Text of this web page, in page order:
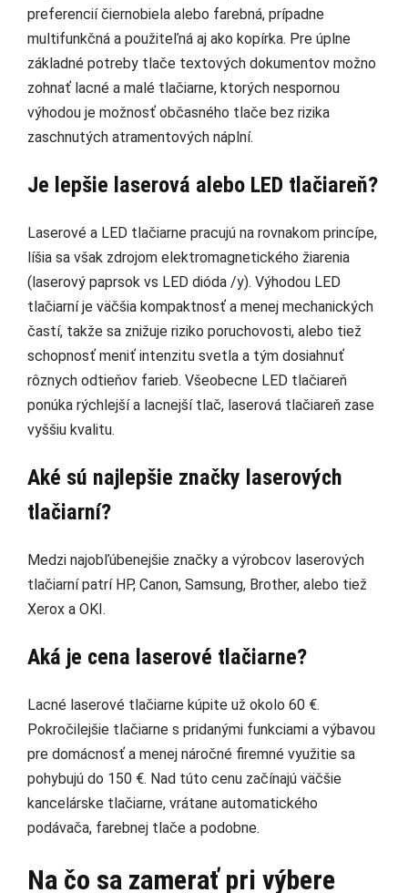
preferencií čiernobiela alebo farebná, prípadne
multifunkčná a použiteľná aj ako kopírka. Pre úplne
základné potreby tlače textových dokumentov možno
zohnať lacné a malé tlačiarne, ktorých nespornou
výhodou je možnosť občasného tlače bez rizika
zaschnutých atramentových náplní.
Je lepšie laserová alebo LED tlačiareň?
Laserové a LED tlačiarne pracujú na rovnakom princípe,
líšia sa však zdrojom elektromagnetického žiarenia
(laserový paprsok vs LED dióda /y). Výhodou LED
tlačiarní je väčšia kompaktnosť a menej mechanických
častí, takže sa znižuje riziko poruchovosti, alebo tiež
schopnosť meniť intenzitu svetla a tým dosiahnuť
rôznych odtieňov farieb. Všeobecne LED tlačiareň
ponúka rýchlejší a lacnejší tlač, laserová tlačiareň zase
vyššiu kvalitu.
Aké sú najlepšie značky laserových
tlačiarní?
Medzi najobľúbenejšie značky a výrobcov laserových
tlačiarní patrí HP, Canon, Samsung, Brother, alebo tiež
Xerox a OKI.
Aká je cena laserové tlačiarne?
Lacné laserové tlačiarne kúpite už okolo 60 €.
Pokročilejšie tlačiarne s pridanými funkciami a výbavou
pre domácnosť a menej náročné firemné využitie sa
pohybujú do 150 €. Nad túto cenu začínajú väčšie
kancelárske tlačiarne, vrátane automatického
podávača, farebnej tlače a podobne.
Na čo sa zamerať pri výbere